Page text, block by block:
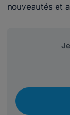
nouveautés et